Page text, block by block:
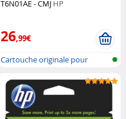
T6N01AE - CMJ HP
26,99€
Cartouche originale pour